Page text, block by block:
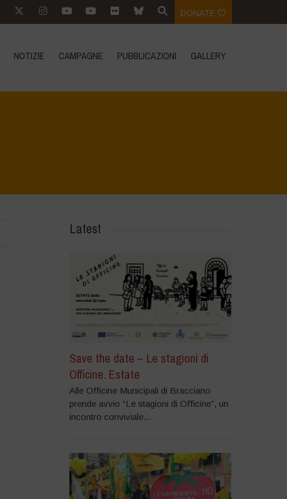
DONATE
NOTIZIE CAMPAGNE PUBBLICAZIONI GALLERY
Latest
Save the date – Le stagioni di
Officine. Estate
Alle Officine Municipali di Bracciano
prende avvio “Le stagioni di Officine”, un
incontro conviviale...